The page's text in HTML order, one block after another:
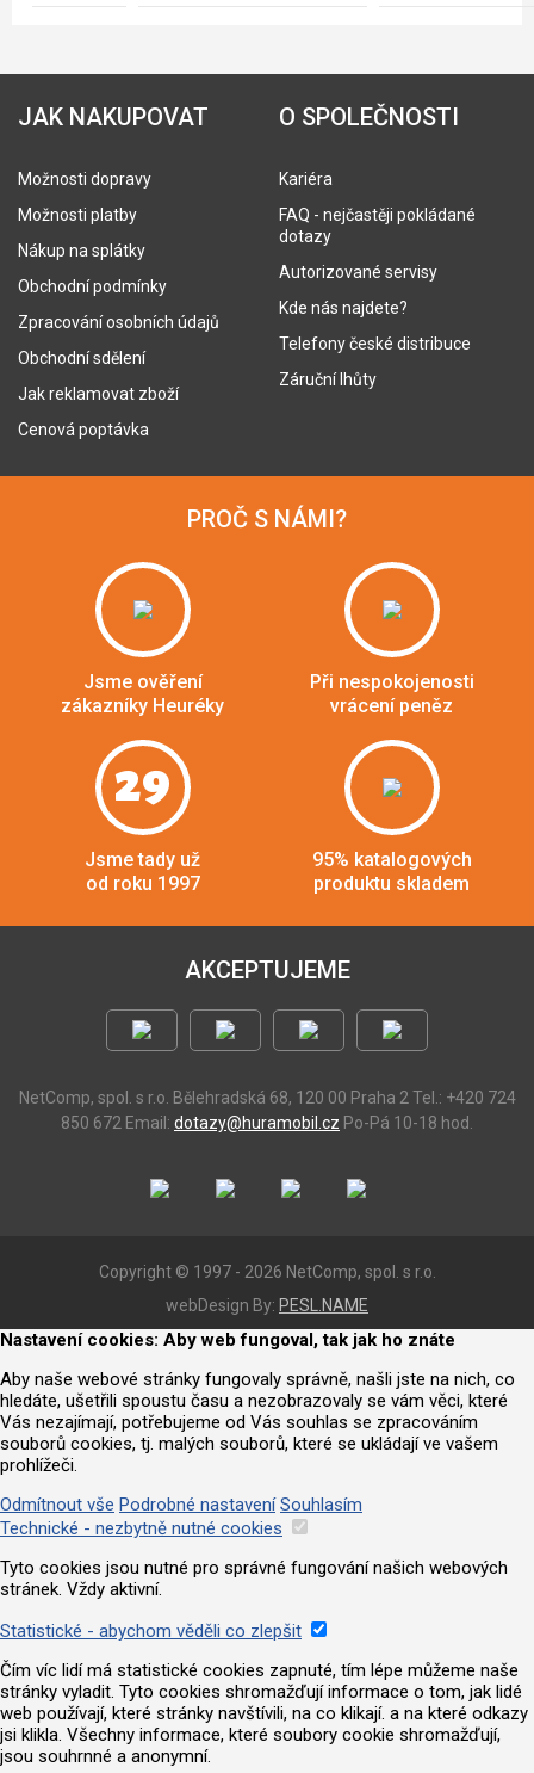
JAK NAKUPOVAT
Možnosti dopravy
Možnosti platby
Nákup na splátky
Obchodní podmínky
Zpracování osobních údajů
Obchodní sdělení
Jak reklamovat zboží
Cenová poptávka
O SPOLEČNOSTI
Kariéra
FAQ - nejčastěji pokládané
dotazy
Autorizované servisy
Kde nás najdete?
Telefony české distribuce
Záruční lhůty
PROČ S NÁMI?
Jsme ověření
zákazníky Heuréky
Při nespokojenosti
vrácení peněz
29
Jsme tady už
od roku 1997
95% katalogových
produktu skladem
AKCEPTUJEME
NetComp, spol. s r.o. Bělehradská 68, 120 00 Praha 2 Tel.: +420 724
850 672 Email: dotazy@huramobil.cz Po-Pá 10-18 hod.
Copyright © 1997 - 2026 NetComp, spol. s r.o.
webDesign By: PESL.NAME
Nastavení cookies: Aby web fungoval, tak jak ho znáte
Aby naše webové stránky fungovaly správně, našli jste na nich, co
hledáte, ušetřili spoustu času a nezobrazovaly se vám věci, které
Vás nezajímají, potřebujeme od Vás souhlas se zpracováním
souborů cookies, tj. malých souborů, které se ukládají ve vašem
prohlížeči.
Odmítnout vše Podrobné nastavení Souhlasím
Technické - nezbytně nutné cookies
Tyto cookies jsou nutné pro správné fungování našich webových
stránek. Vždy aktivní.
Statistické - abychom věděli co zlepšit
Čím víc lidí má statistické cookies zapnuté, tím lépe můžeme naše
stránky vyladit. Tyto cookies shromažďují informace o tom, jak lidé
web používají, které stránky navštívili, na co klikají. a na které odkazy
jsi klikla. Všechny informace, které soubory cookie shromažďují,
jsou souhrnné a anonymní.